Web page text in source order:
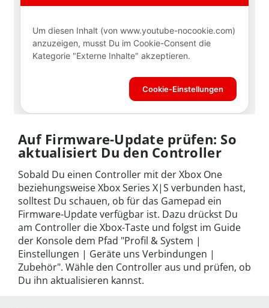
Auf Firmware-Update prüfen: So
aktualisiert Du den Controller
Sobald Du einen Controller mit der Xbox One
beziehungsweise Xbox Series X|S verbunden hast,
solltest Du schauen, ob für das Gamepad ein
Firmware-Update verfügbar ist. Dazu drückst Du
am Controller die Xbox-Taste und folgst im Guide
der Konsole dem Pfad "Profil & System |
Einstellungen | Geräte uns Verbindungen |
Zubehör". Wähle den Controller aus und prüfen, ob
Du ihn aktualisieren kannst.